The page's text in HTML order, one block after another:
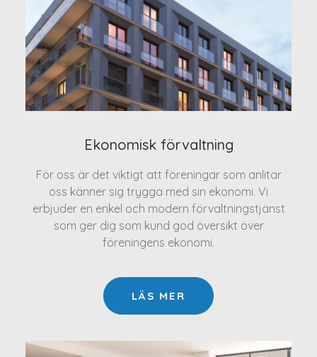
Ekonomisk förvaltning
För oss är det viktigt att föreningar som anlitar
oss känner sig trygga med sin ekonomi. Vi
erbjuder en enkel och modern förvaltningstjänst
som ger dig som kund god översikt över
föreningens ekonomi.
LÄS MER